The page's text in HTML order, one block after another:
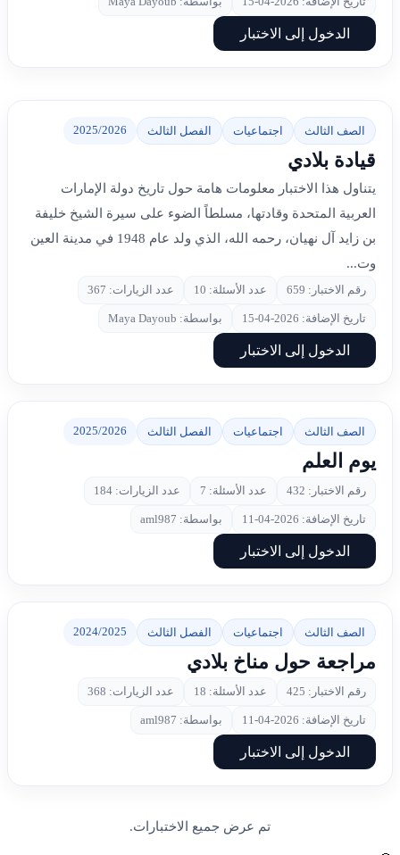
الدخول إلى الاختبار
الصف الثالث اجتماعيات الفصل الثالث 2025/2026
قيادة بلادي
يتناول هذا الاختبار معلومات هامة حول تاريخ دولة الإمارات
العربية المتحدة وقادتها، مسلطاً الضوء على سيرة الشيخ خليفة
بن زايد آل نهيان، رحمه الله، الذي ولد عام 1948 في مدينة العين
وت...
رقم الاختبار: 659 عدد الأسئلة: 10 عدد الزيارات: 367
تاريخ الإضافة: 2026-04-15 بواسطة: Maya Dayoub
الدخول إلى الاختبار
الصف الثالث اجتماعيات الفصل الثالث 2025/2026
يوم العلم
رقم الاختبار: 432 عدد الأسئلة: 7 عدد الزيارات: 184
تاريخ الإضافة: 2026-04-11 بواسطة: aml987
الدخول إلى الاختبار
الصف الثالث اجتماعيات الفصل الثالث 2024/2025
مراجعة حول مناخ بلادي
رقم الاختبار: 425 عدد الأسئلة: 18 عدد الزيارات: 368
تاريخ الإضافة: 2026-04-11 بواسطة: aml987
الدخول إلى الاختبار
تم عرض جميع الاختبارات.